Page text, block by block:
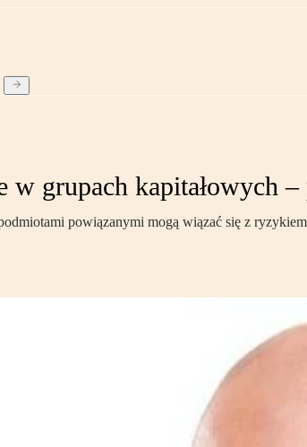
w grupach kapitałowych
powiązanymi mogą wiązać się z